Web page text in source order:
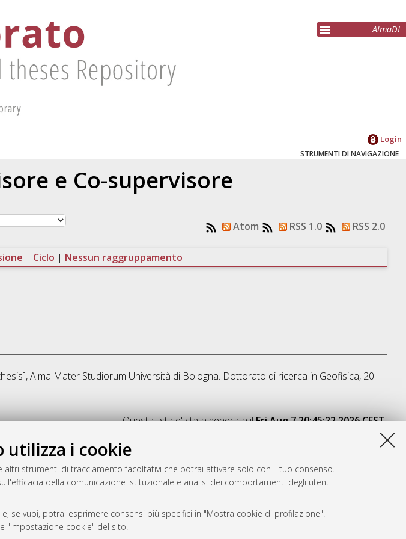
utilizza i cookie
strumenti di tracciamento facoltativi che potrai attivare solo con il tuo consenso.
della comunicazione istituzionale e analisi dei comportamenti degli utenti.
se vuoi, potrai esprimere consensi più specifici in "Mostra cookie di profilazione".
"Impostazione cookie" del sito.
AlmaDL
Login
STRUMENTI DI NAVIGAZIONE
e Co-supervisore
Atom RSS 1.0 RSS 2.0
| Ciclo | Nessun raggruppamento
Alma Mater Studiorum Università di Bologna. Dottorato di ricerca in Geofisica, 20
Questa lista e' stata generata ilFri Aug 7 20:45:22 2026 CEST.